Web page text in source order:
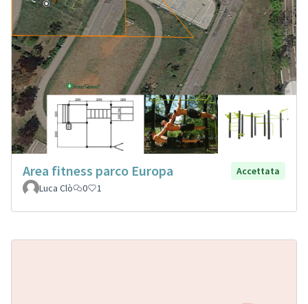
Area fitness parco Europa
Accettata
Luca Clò
0 1